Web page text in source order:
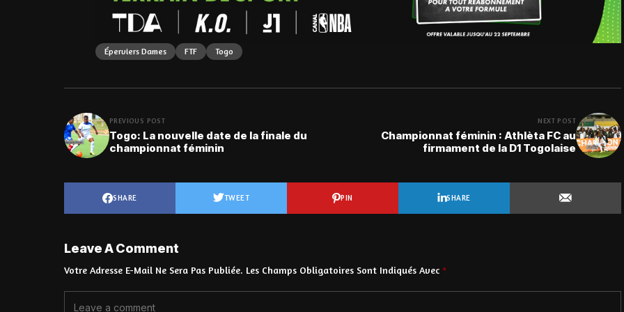
Éperviers Dames FTF Togo
PREVIOUS POST
Togo: La nouvelle date de la finale du
championnat féminin
NEXT POST
Championnat féminin : Athlèta FC au
firmament de la D1 Togolaise
SHARE TWEET PIN SHARE
Leave A Comment
Votre Adresse E-Mail Ne Sera Pas Publiée. Les Champs Obligatoires Sont Indiqués Avec *